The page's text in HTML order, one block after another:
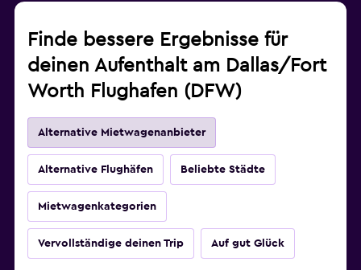
Finde bessere Ergebnisse für
deinen Aufenthalt am Dallas/Fort
Worth Flughafen (DFW)
Alternative Mietwagenanbieter
Alternative Flughäfen Beliebte Städte
Mietwagenkategorien
Vervollständige deinen Trip Auf gut Glück